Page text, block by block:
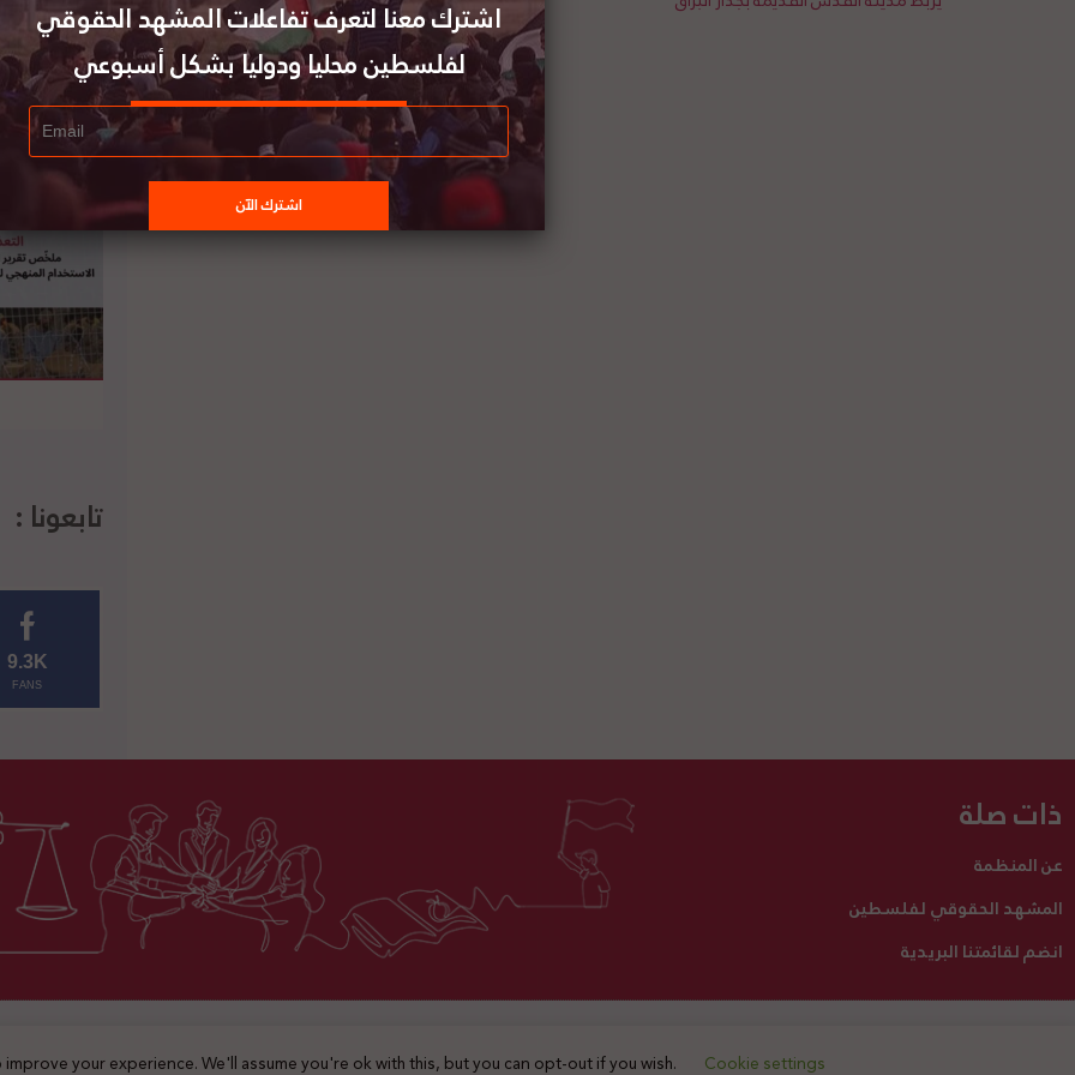
تابعونا :
9.3K
FANS
ذات صلة
عن المنظمة
المشهد الحقوقي لفلسطين
انضم لقائمتنا البريدية
اتصل بنا تبرع لنا 2025 © جميع الحقوق محفوظة
your experience. We'll assume you're ok with this, but you can opt-out if you wish. Cookie settings
اشترك معنا لتعرف تفاعلات المشهد الحقوقي
لفلسطين محليا ودوليا بشكل أسبوعي